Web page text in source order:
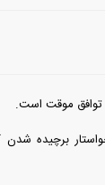
توافق موقت است.
برچیده شدن